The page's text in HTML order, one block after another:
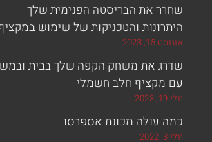
את הבריסטה הפנימית שלך
והטכניקות של שימוש במקציף חלב ידני
את משחק הקפה שלך בבית ובמשרד
חלב חשמלי
עולה מכונת אספרסו